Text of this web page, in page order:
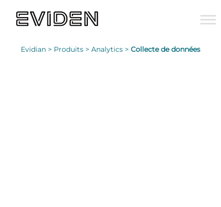
Evidian > Produits > Analytics > Collecte de données